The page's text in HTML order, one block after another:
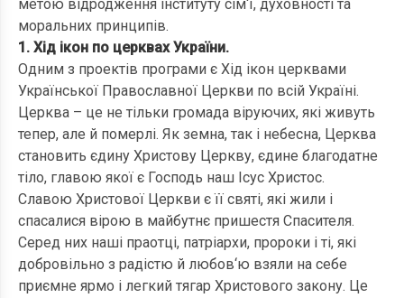
метою відродження інституту сім‘ї, духовності та
моральних принципів.
1. Хід ікон по церквах України.
Одним з проектів програми є Хід ікон церквами
Української Православної Церкви по всій Україні.
Церква – це не тільки громада віруючих, які живуть
тепер, але й померлі. Як земна, так і небесна, Церква
становить єдину Христову Церкву, єдине благодатне
тіло, главою якої є Господь наш Ісус Христос.
Славою Христової Церкви є її святі, які жили і
спасалися вірою в майбутнє пришестя Спасителя.
Серед них наші праотці, патріархи, пророки і ті, які
добровільно з радістю й любов‘ю взяли на себе
приємне ярмо і легкий тягар Христового закону. Це